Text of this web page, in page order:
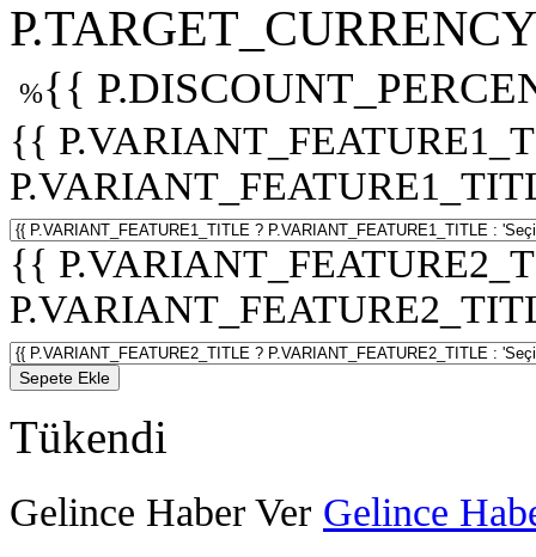
%{{
{{
{{
Sepete Ekle
Tükendi
Gelince Haber Ver Gelince